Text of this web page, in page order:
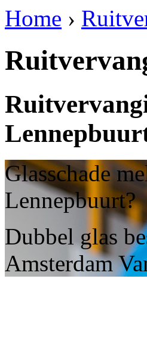
Home ›
Glasschade
Lennepbuurt?
Dubbel glas
Amsterdam